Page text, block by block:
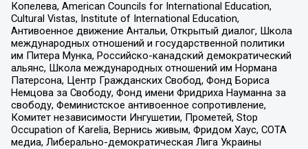
Копелева, American Councils for International Education,
Cultural Vistas, Institute of International Education,
Антивоенное движение Антальи, Открытый диалог, Школа
международных отношений и государственной политики
им Питера Мунка, Российско-канадский демократический
альянс, Школа международных отношений им Нормана
Патерсона, Центр Гражданских Свобод, Фонд Бориса
Немцова за Свободу, Фонд имени Фридриха Науманна за
свободу, Феминистское антивоенное сопротивление,
Комитет независимости Ингушетии, Прометей, Stop
Occupation of Karelia, Вернись живым, Фридом Хаус, СОТА
медиа, Либерально-демократическая Лига Украины